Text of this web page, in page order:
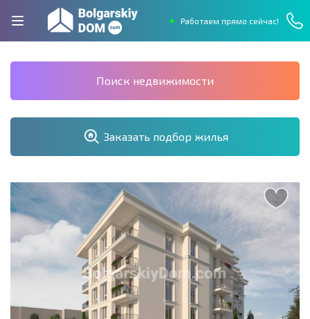
Работаем прямо сейчас!
Поиск недвижимости
Заказать подбор жилья